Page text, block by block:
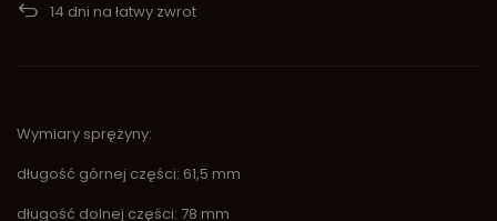
14 dni na łatwy zwrot
Wymiary sprężyny:
długość górnej części: 61,5 mm
długość dolnej części: 78 mm